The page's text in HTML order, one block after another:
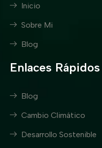
Inicio
Sobre Mi
Blog
Enlaces Rápidos
Blog
Cambio Climático
Desarrollo Sostenible